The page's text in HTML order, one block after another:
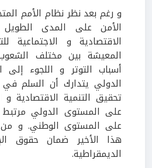
و رغم بعد نظر نظام الأمم
الأمن على المدى
الاقتصادية و
المعيشة بين مختلف
أسباب التوتر و اللجوء إلى
الدولي يتدارك أن السلم
تحقيق التنمية الاقتصادية و
على المستوى الدولي مرتبط
على المستوى الوطني. و من
هذا الأخير ضمان حقوق
الديمقراطية.